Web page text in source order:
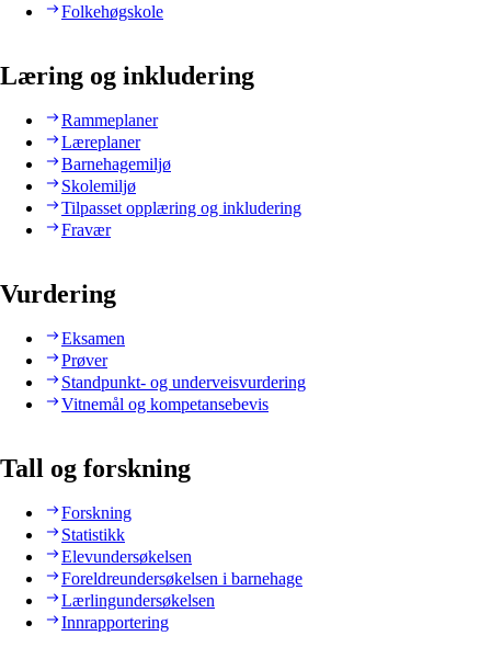
Folkehøgskole
Læring og inkludering
Rammeplaner
Læreplaner
Barnehagemiljø
Skolemiljø
Tilpasset opplæring og inkludering
Fravær
Vurdering
Eksamen
Prøver
Standpunkt- og underveisvurdering
Vitnemål og kompetansebevis
Tall og forskning
Forskning
Statistikk
Elevundersøkelsen
Foreldreundersøkelsen i barnehage
Lærlingundersøkelsen
Innrapportering